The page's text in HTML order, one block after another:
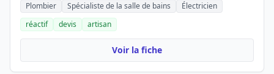
Plombier
Spécialiste de la salle de bains
Électricien
réactif
devis artisan
Voir la fiche